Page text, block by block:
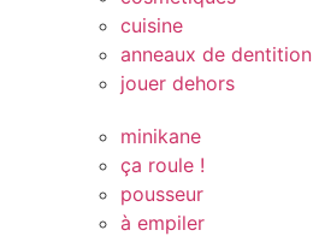
cuisine
anneaux de dentition
jouer dehors
minikane
ça roule !
pousseur
à empiler